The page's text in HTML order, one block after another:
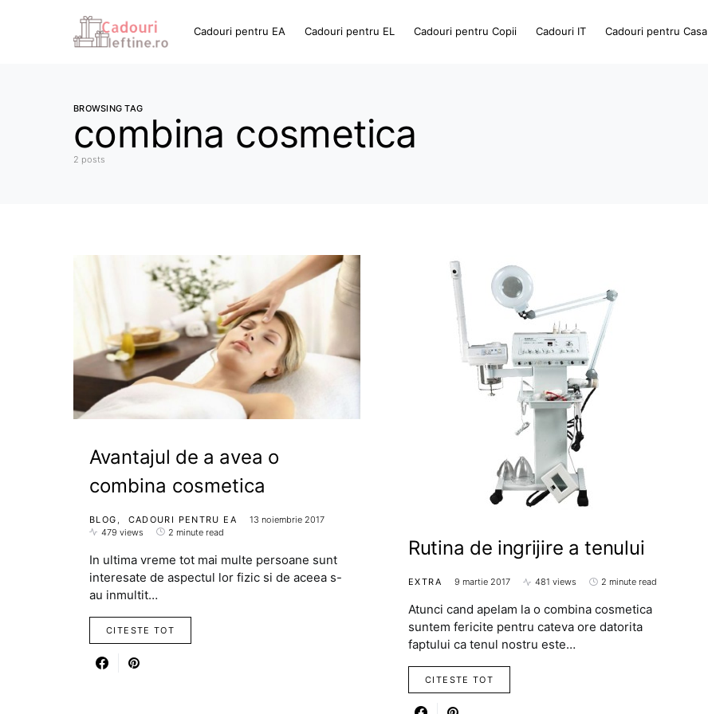
Cadouri pentru EA Cadouri pentru EL Cadouri pentru Copii Cadouri IT Cadouri pentru Casa
BROWSING TAG
combina cosmetica
2 posts
Avantajul de a avea o
combina cosmetica
BLOG CADOURI PENTRU EA
13 noiembrie 2017
479 views
2 minute read
In ultima vreme tot mai multe persoane sunt
interesate de aspectul lor fizic si de aceea s-
au inmultit…
CITESTE TOT
Rutina de ingrijire a tenului
EXTRA 9 martie 2017 481 views 2 minute read
Atunci cand apelam la o combina cosmetica
suntem fericite pentru cateva ore datorita
faptului ca tenul nostru este…
CITESTE TOT